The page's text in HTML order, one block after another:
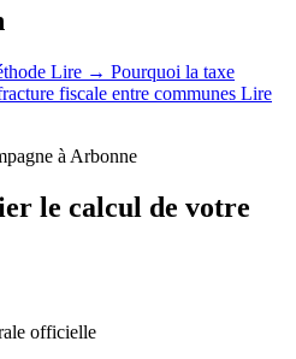
Lire → Pourquoi la taxe
fiscale entre communes Lire
à Arbonne
le calcul de votre
officielle